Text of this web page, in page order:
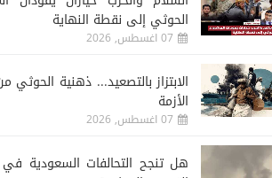
الحوثي إلى نقطة النهاية
07 اغسطس, 2026
الابتزاز بالتصعيد... ذهنية الحوثي
الأزمة
07 اغسطس, 2026
هل تنجح التحالفات السعودية في